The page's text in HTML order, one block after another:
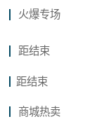
火爆专场
距结束
距结束
商城热卖